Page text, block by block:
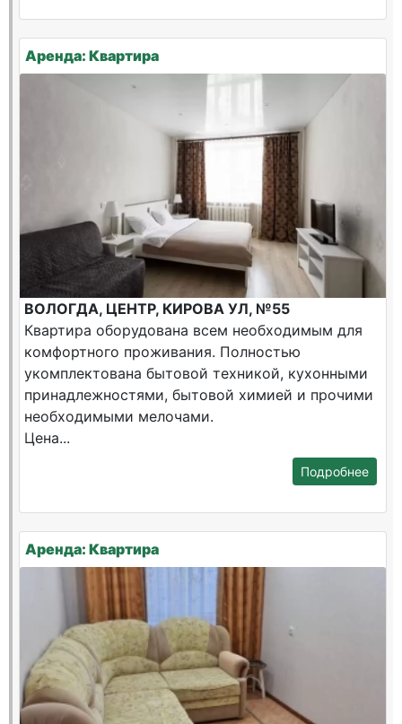
Аренда: Квартира
ВОЛОГДА, ЦЕНТР, КИРОВА УЛ, №55
Квартира оборудована всем необходимым для
комфортного проживания. Полностью
укомплектована бытовой техникой, кухонными
принадлежностями, бытовой химией и прочими
необходимыми мелочами.
Цена...
Подробнее
Аренда: Квартира